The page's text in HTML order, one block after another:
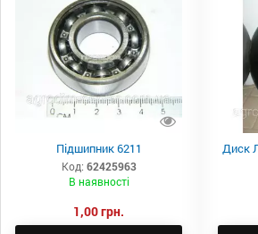
Підшипник 6211
Код: 62425963
В наявності
1,00 грн.
Диск